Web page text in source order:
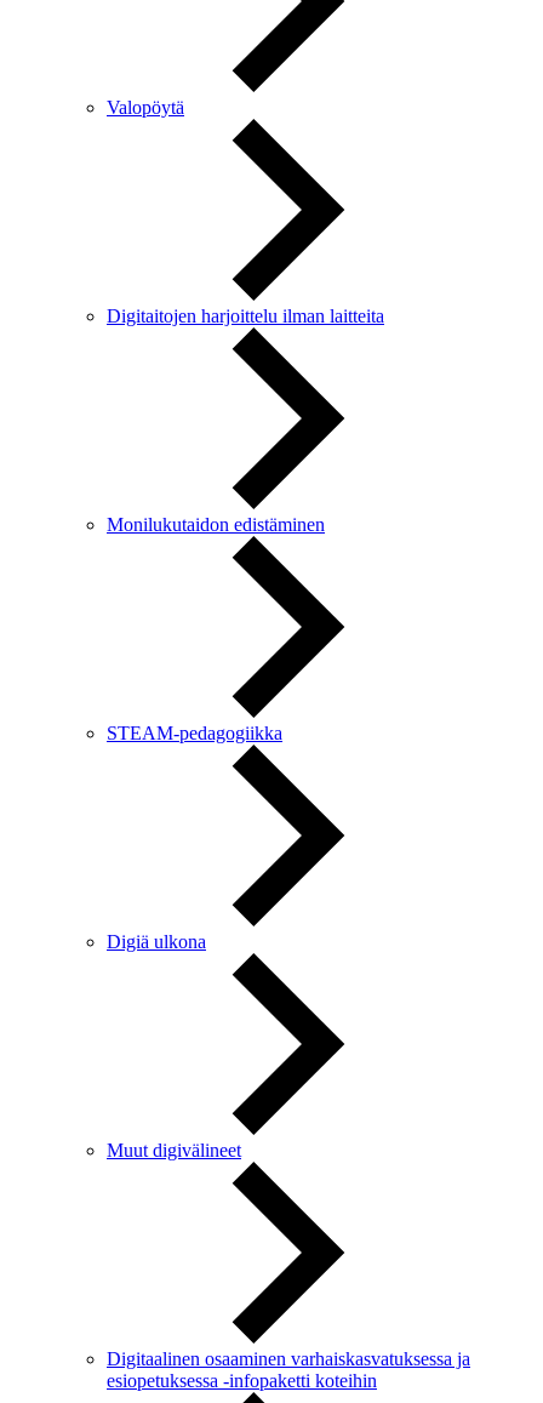
Valopöytä
Digitaitojen harjoittelu ilman laitteita
Monilukutaidon edistäminen
STEAM-pedagogiikka
Digiä ulkona
Muut digivälineet
Digitaalinen osaaminen varhaiskasvatuksessa ja
esiopetuksessa -infopaketti koteihin